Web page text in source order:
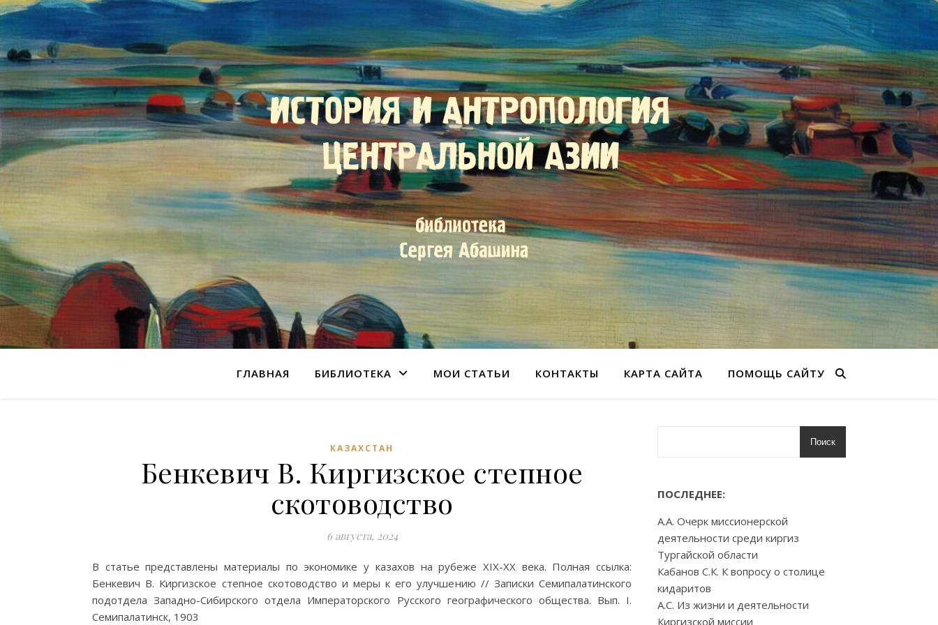
ГЛАВНАЯ БИБЛИОТЕКА МОИ СТАТЬИ КОНТАКТЫ КАРТА САЙТА ПОМОЩЬ САЙТУ
КАЗАХСТАН
Бенкевич В. Киргизское степное
скотоводство
6 августа, 2024
В статье представлены материалы по экономике у казахов на рубеже XIX-XX века. Полная ссылка:
Бенкевич В. Киргизское степное скотоводство и меры к его улучшению // Записки Семипалатинского
подотдела Западно-Сибирского отдела Императорского Русского географического общества. Вып. I.
Семипалатинск, 1903
Поиск
ПОСЛЕДНЕЕ:
А.А. Очерк миссионерской
деятельности среди киргиз
Тургайской области
Кабанов С.К. К вопросу о столице
кидаритов
А.С. Из жизни и деятельности
Киргизской миссии